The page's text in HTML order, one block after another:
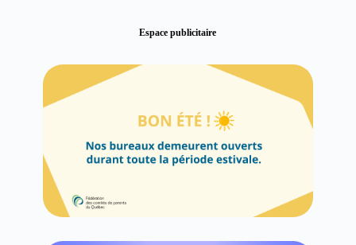
Espace publicitaire